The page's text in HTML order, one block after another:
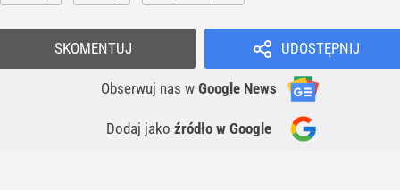
UDOSTĘPNIJ
Obserwuj nas w Google News
Dodaj jako źródło w Google
SKOMENTUJ